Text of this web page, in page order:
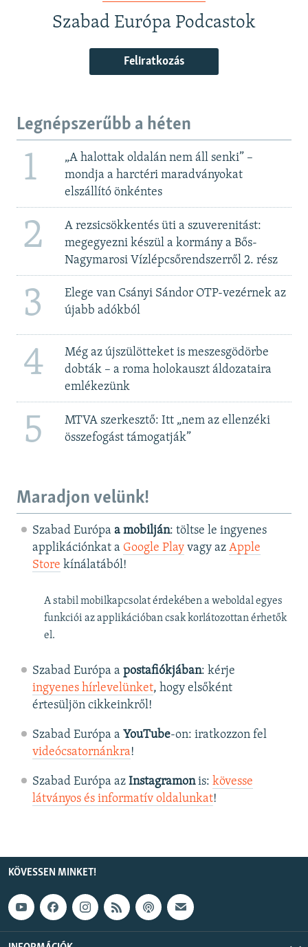
Szabad Európa Podcastok
Feliratkozás
Legnépszerűbb a héten
1
„A halottak oldalán nem áll senki” –
mondja a harctéri maradványokat
elszállító önkéntes
2
A rezsicsökkentés üti a szuverenitást:
megegyezni készül a kormány a Bős-
Nagymarosi Vízlépcsőrendszerről 2. rész
3
Elege van Csányi Sándor OTP-vezérnek az
újabb adókból
4
Még az újszülötteket is meszesgödörbe
dobták – a roma holokauszt áldozataira
emlékezünk
5
MTVA szerkesztő: Itt „nem az ellenzéki
összefogást támogatják”
Maradjon velünk!
Szabad Európa a mobilján: töltse le ingyenes
applikációnkat a Google Playvagy az Apple
Store kínálatából!
A stabil mobilkapcsolat érdekében a weboldal egyes
funkciói az applikációban csak korlátozottan érhetők
el.
Szabad Európa a postafiókjában: kérje
ingyenes hírlevelünket, hogy elsőként
értesüljön cikkeinkről!
Szabad Európa a YouTube-on: iratkozzon fel
videócsatornánkra!
Szabad Európa az Instagramonis: kövesse
látványos és informatív oldalunkat! ​
KÖVESSEN MINKET!